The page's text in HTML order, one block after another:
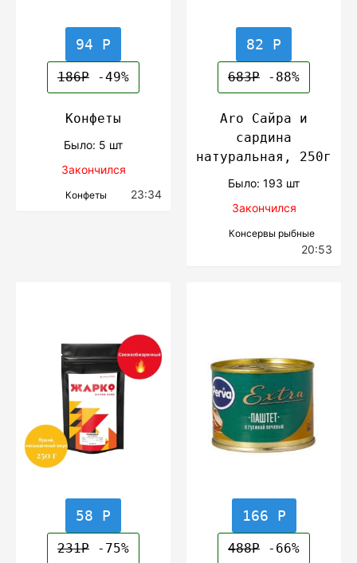
94 Р
186Р -49%
Конфеты
Было: 5 шт
Закончился
Конфеты 23:34
82 Р
683Р -88%
Aro Сайра и
сардина
натуральная, 250г
Было: 193 шт
Закончился
Консервы рыбные
20:53
58 Р
231Р -75%
166 Р
488Р -66%